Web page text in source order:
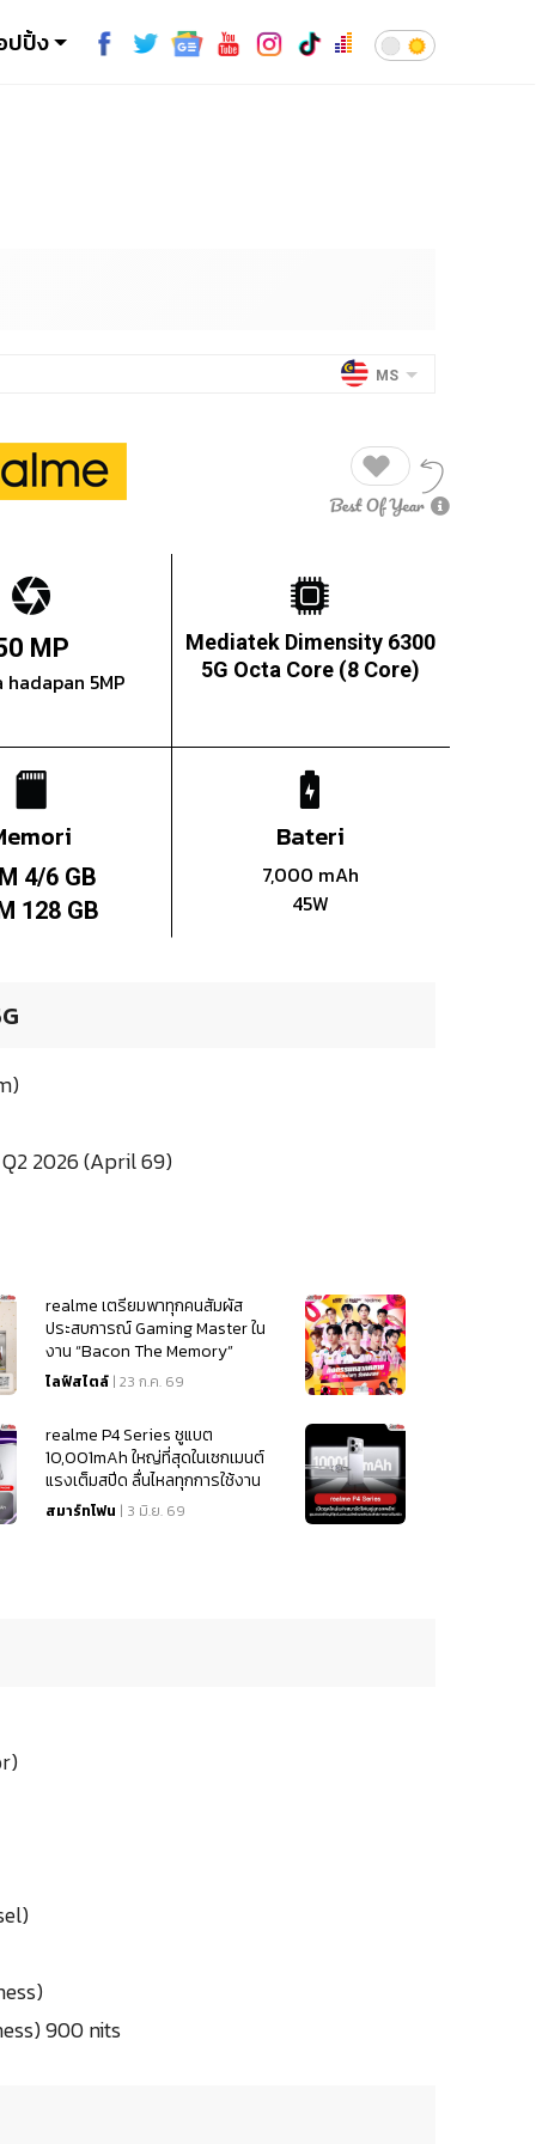
ปปิ้ง
MS
MP
hadapan 5MP
Mediatek Dimensity 6300
5G Octa Core (8 Core)
4/6 GB
128 GB
Bateri
7,000 mAh
45W
2026 (April 69)
realme เตรียมพาทุกคนสัมผัส
ประสบการณ์ Gaming Master ใน
งาน “Bacon The Memory”
ไลฟ์สไตล์ | 23 ก.ค. 69
realme P4 Series ชูแบต
10,001mAh ใหญ่ที่สุดในเซกเมนต์
แรงเต็มสปีด ลื่นไหลทุกการใช้งาน
เริ่มต้น 4,499
สมาร์ทโฟน | 3 มิ.ย. 69
900 nits